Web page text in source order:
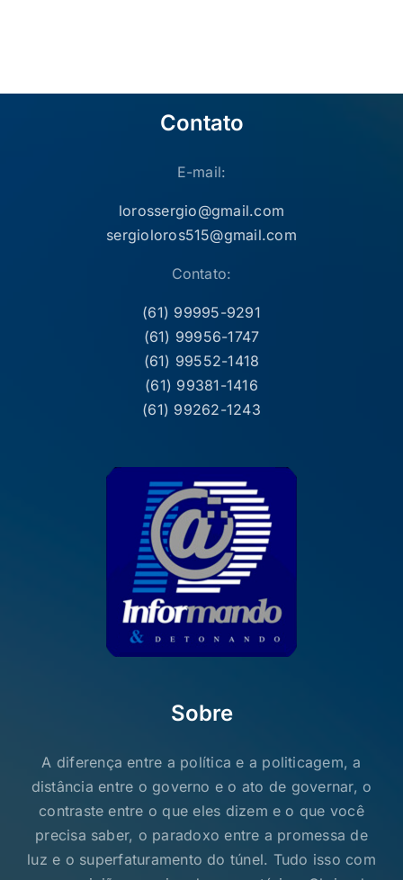
Contato
E-mail:
lorossergio@gmail.com
sergioloros515@gmail.com
Contato:
(61) 99995-9291
(61) 99956-1747
(61) 99552-1418
(61) 99381-1416
(61) 99262-1243
Sobre
A diferença entre a política e a politicagem, a
distância entre o governo e o ato de governar, o
contraste entre o que eles dizem e o que você
precisa saber, o paradoxo entre a promessa de
luz e o superfaturamento do túnel. Tudo isso com